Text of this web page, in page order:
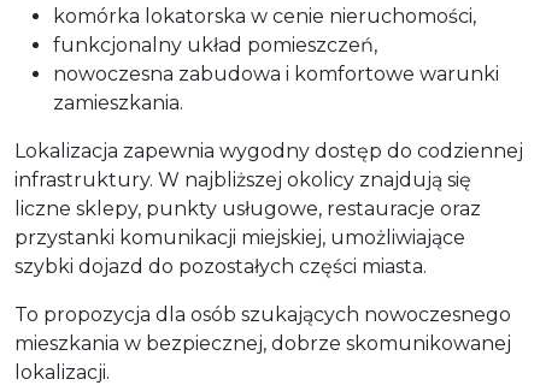
komórka lokatorska w cenie nieruchomości,
funkcjonalny układ pomieszczeń,
nowoczesna zabudowa i komfortowe warunki
zamieszkania.
Lokalizacja zapewnia wygodny dostęp do codziennej
infrastruktury. W najbliższej okolicy znajdują się
liczne sklepy, punkty usługowe, restauracje oraz
przystanki komunikacji miejskiej, umożliwiające
szybki dojazd do pozostałych części miasta.
To propozycja dla osób szukających nowoczesnego
mieszkania w bezpiecznej, dobrze skomunikowanej
lokalizacji.